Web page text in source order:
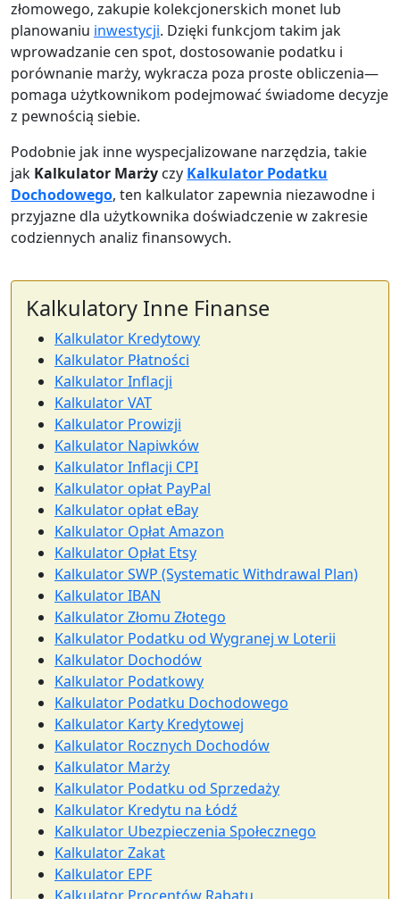
złomowego, zakupie kolekcjonerskich monet lub
planowaniu inwestycji. Dzięki funkcjom takim jak
wprowadzanie cen spot, dostosowanie podatku i
porównanie marży, wykracza poza proste obliczenia—
pomaga użytkownikom podejmować świadome decyzje
z pewnością siebie.
Podobnie jak inne wyspecjalizowane narzędzia, takie
jak Kalkulator Marży czy Kalkulator Podatku
Dochodowego, ten kalkulator zapewnia niezawodne i
przyjazne dla użytkownika doświadczenie w zakresie
codziennych analiz finansowych.
Kalkulatory Inne Finanse
Kalkulator Kredytowy
Kalkulator Płatności
Kalkulator Inflacji
Kalkulator VAT
Kalkulator Prowizji
Kalkulator Napiwków
Kalkulator Inflacji CPI
Kalkulator opłat PayPal
Kalkulator opłat eBay
Kalkulator Opłat Amazon
Kalkulator Opłat Etsy
Kalkulator SWP (Systematic Withdrawal Plan)
Kalkulator IBAN
Kalkulator Złomu Złotego
Kalkulator Podatku od Wygranej w Loterii
Kalkulator Dochodów
Kalkulator Podatkowy
Kalkulator Podatku Dochodowego
Kalkulator Karty Kredytowej
Kalkulator Rocznych Dochodów
Kalkulator Marży
Kalkulator Podatku od Sprzedaży
Kalkulator Kredytu na Łódź
Kalkulator Ubezpieczenia Społecznego
Kalkulator Zakat
Kalkulator EPF
Kalkulator Procentów Rabatu